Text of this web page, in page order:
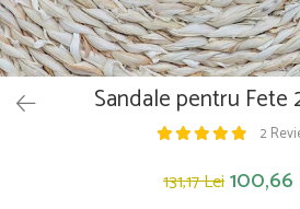
Papusi si accesorii
Trotinete
Trenulete si masinute
Unelte si bancuri de lucru
Sandale pentru Fete
2
131,17 Lei100,66